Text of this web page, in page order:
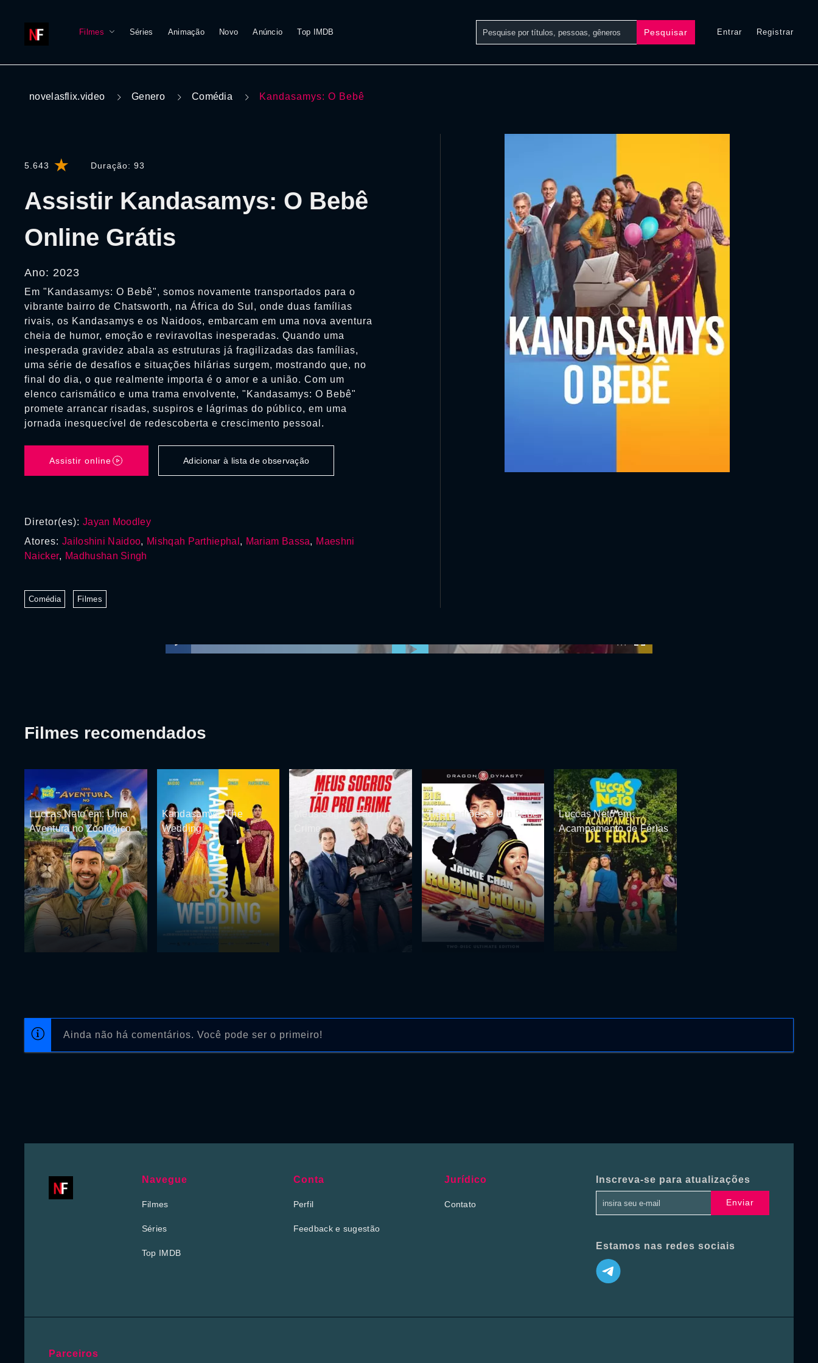
Filmes Séries Animação Novo Anúncio Top IMDB Pesquisar Entrar Registrar
novelasflix.video Genero Comédia Kandasamys: O Bebê
5.643 Duração: 93
Assistir Kandasamys: O Bebê
Online Grátis
Ano: 2023
Em "Kandasamys: O Bebê", somos novamente transportados para o
vibrante bairro de Chatsworth, na África do Sul, onde duas famílias
rivais, os Kandasamys e os Naidoos, embarcam em uma nova aventura
cheia de humor, emoção e reviravoltas inesperadas. Quando uma
inesperada gravidez abala as estruturas já fragilizadas das famílias,
uma série de desafios e situações hilárias surgem, mostrando que, no
final do dia, o que realmente importa é o amor e a união. Com um
elenco carismático e uma trama envolvente, "Kandasamys: O Bebê"
promete arrancar risadas, suspiros e lágrimas do público, em uma
jornada inesquecível de redescoberta e crescimento pessoal.
Assistir online Adicionar à lista de observação
Diretor(es): Jayan Moodley
Atores: Jailoshini Naidoo, Mishqah Parthiephal , Mariam Bassa, Maeshni
Naicker, Madhushan Singh
Comédia Filmes
Ainda não há comentários. Você pode ser o primeiro!
Filmes recomendados
Luccas Neto em: Uma
Aventura no Zoológico
Kandasamys: The
Wedding
Meus Sogros Tão pro
Crime
Três Ladrões e Um Bebê
Luccas Neto em:
Acampamento de Férias
Navegue
Filmes
Séries
Top IMDB
Conta
Perfil
Feedback e sugestão
Jurídico
Contato
Inscreva-se para atualizações
Enviar
Estamos nas redes sociais
Parceiros